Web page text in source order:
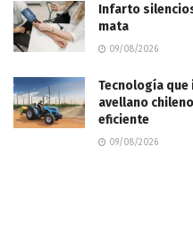
Infarto
mata
09/08/2026
Tecnología
avellano
eficiente
09/08/2026